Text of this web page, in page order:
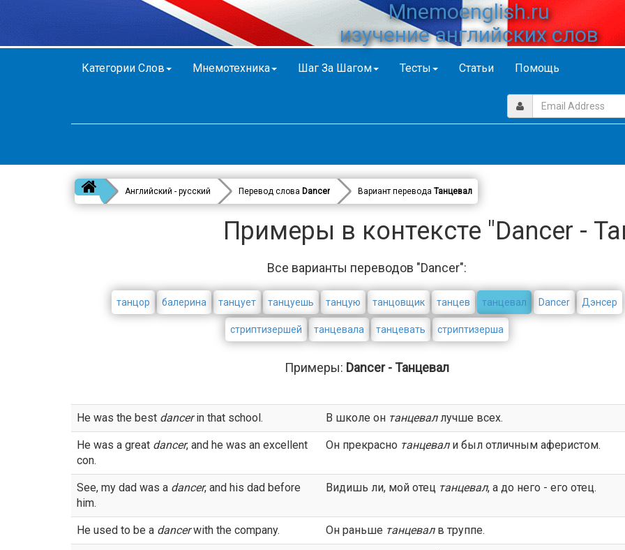
Mnemoenglish.ru
изучение английских слов
Категории Слов Мнемотехника Шаг За Шагом Тесты Статьи Помощь
Английский - русский Перевод слова Dancer Вариант перевода Танцевал
Примеры в контексте "Dancer -
Все варианты переводов "Dancer":
танцор балерина танцует танцуешь танцую танцовщик танцев танцевал Dancer Дэнсер
стриптизершей танцевала танцевать стриптизерша
Примеры: Dancer - Танцевал
He was the best dancerin that school. В школе он танцеваллучше всех.
He was a great dancer, and he was an excellent
con.
Он прекрасно танцевали был отличным аферистом.
See, my dad was a dancer, and his dad before
him.
Видишь ли, мой отец танцевал, а до него - его отец.
He used to be a dancerwith the company. Он раньше танцевалв труппе.